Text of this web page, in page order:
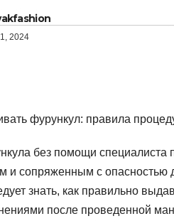
2024
без помощи специалиста
и сопряженным с
знать, как правильно
после проведенной